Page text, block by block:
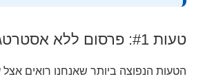
טעות #1: פרסום ללא אסטרטגיה ברורה
הטעות הנפוצה ביותר שאנחנו רואים